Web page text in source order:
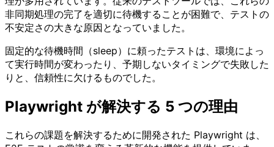
非同期処理の完了を適切に待機することが困難で、テストの
不安定さの大きな原因となっていました。
固定的な待機時間（sleep）に頼ったテストは、環境によっ
て実行時間が変わったり、予期しないタイミングで失敗した
りと、信頼性に欠けるものでした。
Playwright が解決する 5 つの理由
これらの課題を解決するために開発された Playwright は、